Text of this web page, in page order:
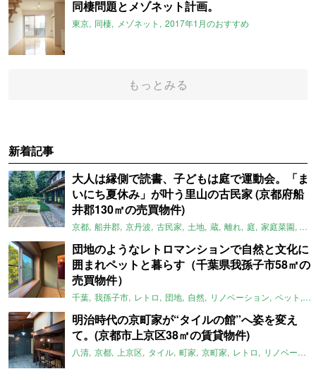
同棲問題とメゾネット計画。
東京 同棲 メゾネット 2017年1月のおすすめ
もっとみる
新着記事
大人は縁側で読書、子どもは庭で運動会。「ま
いにち夏休み」が叶う里山の古民家 (京都府船
井郡130㎡の売買物件)
京都 船井郡 京丹波 古民家 土地 蔵 離れ 庭 家庭菜園 倉
団地のようなレトロマンションで自然と文化に
囲まれペットと暮らす（千葉県我孫子市58㎡の
売買物件）
千葉 我孫子市 レトロ 団地 自然 リノベーション ペット
明治時代の京町家が“タイルの館”へ姿を変え
て。(京都市上京区38㎡の賃貸物件)
八清 京都 上京区 タイル 町家 京町家 レトロ リノベーション